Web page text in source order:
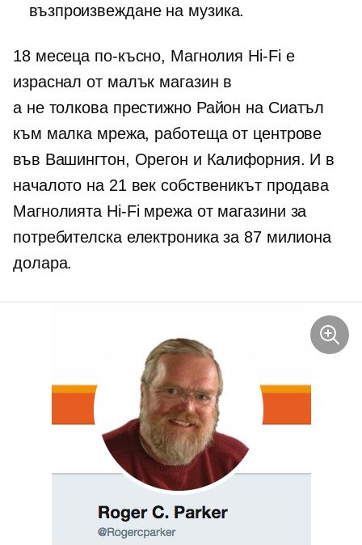
възпроизвеждане на музика.
18 месеца по-късно, Магнолия Hi-Fiе
израснал от малък магазин в
a не толкова престижноРайон на Сиатъл
към малка мрежа, работеща от центрове
във Вашингтон, Орегон и Калифорния. И в
началото на 21 век собственикът продава
Магнолията Hi-Fiмрежа от магазини за
потребителска електроника за 87 милиона
долара.